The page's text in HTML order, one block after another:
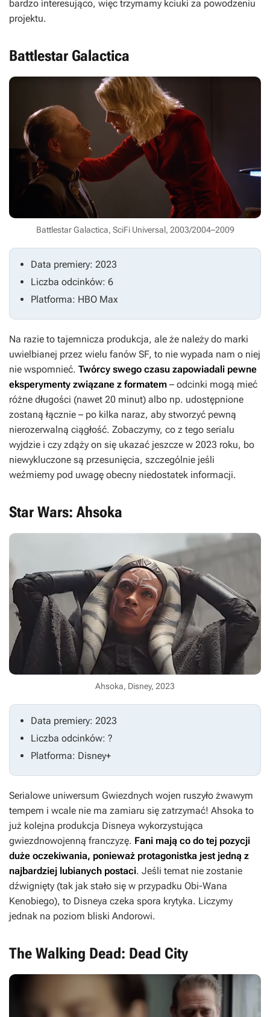
bardzo interesująco, więc trzymamy kciuki za powodzeniu
projektu.
Battlestar Galactica
Battlestar Galactica, SciFi Universal, 2003/2004–2009
Data premiery: 2023
Liczba odcinków: 6
Platforma: HBO Max
Na razie to tajemnicza produkcja, ale że należy do marki
uwielbianej przez wielu fanów SF, to nie wypada nam o niej
nie wspomnieć. Twórcy swego czasu zapowiadali pewne
eksperymenty związane z formatem – odcinki mogą mieć
różne długości (nawet 20 minut) albo np. udostępnione
zostaną łącznie – po kilka naraz, aby stworzyć pewną
nierozerwalną ciągłość. Zobaczymy, co z tego serialu
wyjdzie i czy zdąży on się ukazać jeszcze w 2023 roku, bo
niewykluczone są przesunięcia, szczególnie jeśli
weźmiemy pod uwagę obecny niedostatek informacji.
Star Wars: Ahsoka
Ahsoka, Disney, 2023
Data premiery: 2023
Liczba odcinków: ?
Platforma: Disney+
Serialowe uniwersum Gwiezdnych wojen ruszyło żwawym
tempem i wcale nie ma zamiaru się zatrzymać! Ahsoka to
już kolejna produkcja Disneya wykorzystująca
gwiezdnowojenną franczyzę. Fani mają co do tej pozycji
duże oczekiwania, ponieważ protagonistka jest jedną z
najbardziej lubianych postaci. Jeśli temat nie zostanie
dźwignięty (tak jak stało się w przypadku Obi-Wana
Kenobiego), to Disneya czeka spora krytyka. Liczymy
jednak na poziom bliski Andorowi.
The Walking Dead: Dead City